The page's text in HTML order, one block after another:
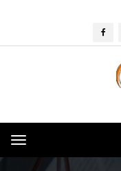
Toggle
navigation